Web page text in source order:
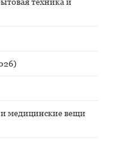
медицинские вещи